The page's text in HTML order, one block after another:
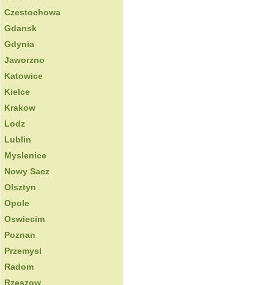
Czestochowa
Gdansk
Gdynia
Jaworzno
Katowice
Kielce
Krakow
Lodz
Lublin
Myslenice
Nowy Sacz
Olsztyn
Opole
Oswiecim
Poznan
Przemysl
Radom
Rzeszow